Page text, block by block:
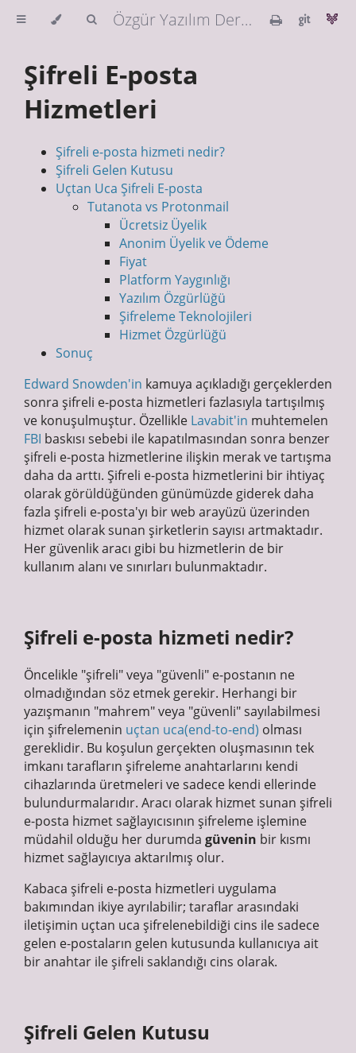
Özgür Yazılım Derneği Güvenlik Rehberi
Şifreli E-posta
Hizmetleri
Şifreli e-posta hizmeti nedir?
Şifreli Gelen Kutusu
Uçtan Uca Şifreli E-posta
Tutanota vs Protonmail
Ücretsiz Üyelik
Anonim Üyelik ve Ödeme
Fiyat
Platform Yaygınlığı
Yazılım Özgürlüğü
Şifreleme Teknolojileri
Hizmet Özgürlüğü
Sonuç
Edward Snowden'in kamuya açıkladığı gerçeklerden
sonra şifreli e-posta hizmetleri fazlasıyla tartışılmış
ve konuşulmuştur. Özellikle Lavabit'in muhtemelen
FBI baskısı sebebi ile kapatılmasından sonra benzer
şifreli e-posta hizmetlerine ilişkin merak ve tartışma
daha da arttı. Şifreli e-posta hizmetlerini bir ihtiyaç
olarak görüldüğünden günümüzde giderek daha
fazla şifreli e-posta'yı bir web arayüzü üzerinden
hizmet olarak sunan şirketlerin sayısı artmaktadır.
Her güvenlik aracı gibi bu hizmetlerin de bir
kullanım alanı ve sınırları bulunmaktadır.
Şifreli e-posta hizmeti nedir?
Öncelikle "şifreli" veya "güvenli" e-postanın ne
olmadığından söz etmek gerekir. Herhangi bir
yazışmanın "mahrem" veya "güvenli" sayılabilmesi
için şifrelemenin uçtan uca(end-to-end) olması
gereklidir. Bu koşulun gerçekten oluşmasının tek
imkanı tarafların şifreleme anahtarlarını kendi
cihazlarında üretmeleri ve sadece kendi ellerinde
bulundurmalarıdır. Aracı olarak hizmet sunan şifreli
e-posta hizmet sağlayıcısının şifreleme işlemine
müdahil olduğu her durumda güvenin bir kısmı
hizmet sağlayıcıya aktarılmış olur.
Kabaca şifreli e-posta hizmetleri uygulama
bakımından ikiye ayrılabilir; taraflar arasındaki
iletişimin uçtan uca şifrelenebildiği cins ile sadece
gelen e-postaların gelen kutusunda kullanıcıya ait
bir anahtar ile şifreli saklandığı cins olarak.
Şifreli Gelen Kutusu